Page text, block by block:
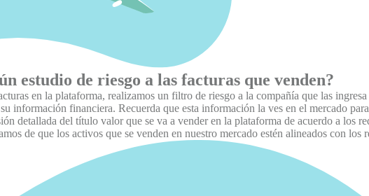
estudio de riesgo a las facturas que venden?
en la plataforma, realizamos un filtro de riesgo a la compañía que las
información financiera. Recuerda que esta información la ves en el mercado
detallada del título valor que se va a vender en la plataforma de acuerdo a los
de que los activos que se venden en nuestro mercado estén alineados con los